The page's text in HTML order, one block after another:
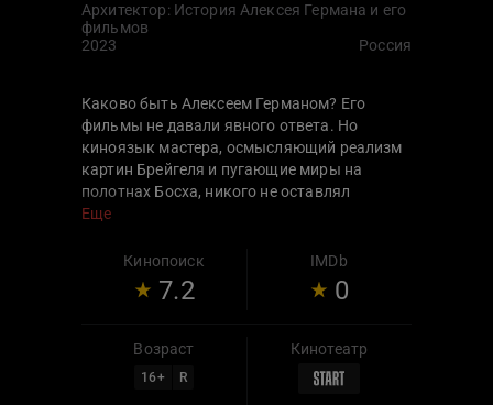
Архитектор: История Алексея Германа и его
фильмов
2023
Россия
Каково быть Алексеем Германом? Его
фильмы не давали явного ответа. Но
киноязык мастера, осмысляющий реализм
картин Брейгеля и пугающие миры на
полотнах Босха, никого не оставлял
равнодушным. У зрителей будет
творческой индивидуальности режиссера,
но и увидеть, как художник буквально по
крупицам собирал в единое полотно свою
быть богом».
Еще
Кинопоиск
7.2
IMDb
0
Возраст
16+ R
Кинотеатр